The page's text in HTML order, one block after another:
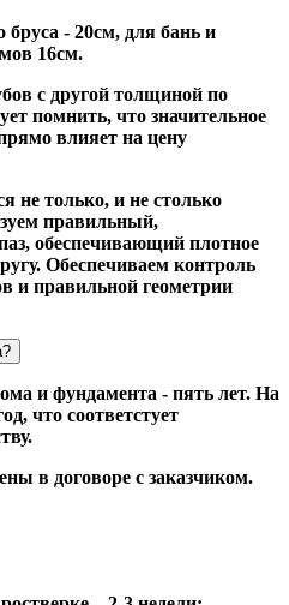
бруса - 20см, для бань и
16см.
с другой толщиной по
помнить, что значительное
влияет на цену
не только, и не столько
правильный,
обеспечивающий плотное
Обеспечиваем контроль
и правильной геометрии
и фундамента - пять лет. На
что соответстует
в договоре с заказчиком.